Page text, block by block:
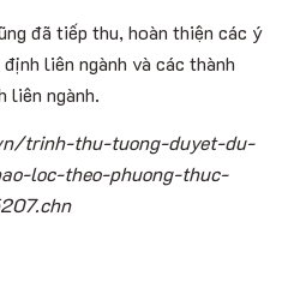
đã tiếp thu, hoàn thiện các ý
liên ngành và các thành
liên ngành.
trinh-thu-tuong-duyet-du-
loc-theo-phuong-thuc-